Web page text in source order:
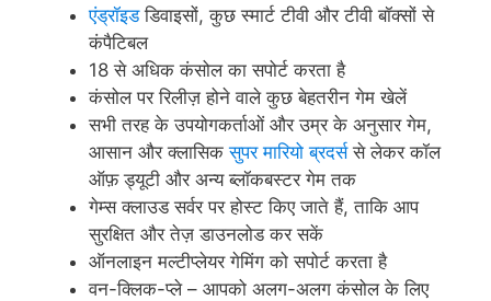
एंड्रॉइडडिवाइसों, कुछ स्मार्ट टीवी और टीवी बॉक्सों से
कंपैटिबल
18 से अधिक कंसोल का सपोर्ट करता है
कंसोल पर रिलीज़ होने वाले कुछ बेहतरीन गेम खेलें
सभी तरह के उपयोगकर्ताओं और उम्र के अनुसार गेम,
आसान और क्लासिकसुपर मारियो ब्रदर्ससे लेकर कॉल
ऑफ़ ड्यूटी और अन्य ब्लॉकबस्टर गेम तक
गेम्स क्लाउड सर्वर पर होस्ट किए जाते हैं, ताकि आप
सुरक्षित और तेज़ डाउनलोड कर सकें
ऑनलाइन मल्टीप्लेयर गेमिंग को सपोर्ट करता है
वन-क्लिक-प्ले – आपको अलग-अलग कंसोल के लिए